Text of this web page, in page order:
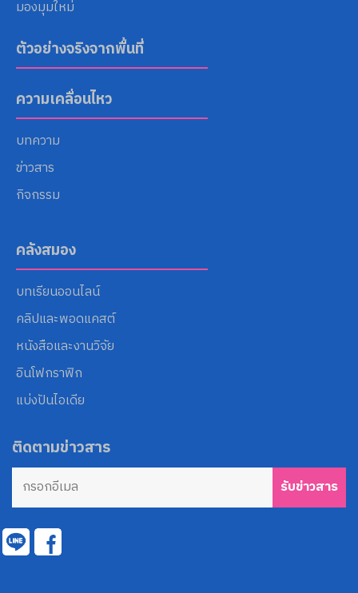
มองมุมใหม่
ตัวอย่างจริงจากพื้นที่
ความเคลื่อนไหว
บทความ
ข่าวสาร
กิจกรรม
คลังสมอง
บทเรียนออนไลน์
คลิปและพอดแคสต์
หนังสือและงานวิจัย
อินโฟกราฟิก
แบ่งปันไอเดีย
ติดตามข่าวสาร